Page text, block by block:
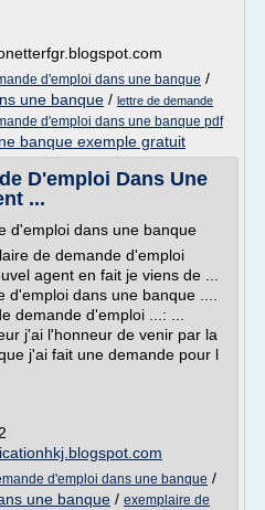
d'emploi dans une banque /
une banque / lettre de demande
d'emploi dans une banque pdf
banque exemple gratuit
D'emploi Dans Une
...
d'emploi dans une banque
de demande d'emploi
agent en fait je viens de ...
dans une banque ....
demande d'emploi ...: ...
j'ai l'honneur de venir par la
j'ai fait une demande pour l
d'emploi dans une banque /
une banque / exemplaire de